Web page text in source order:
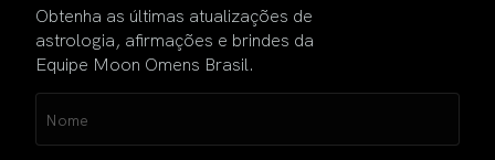
Obtenha as últimas atualizações de
astrologia, afirmações e brindes da
Equipe Moon Omens Brasil.
(obrigatório)